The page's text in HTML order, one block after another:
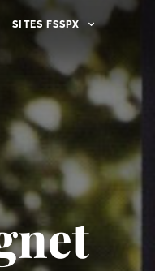
SITES FSSPX